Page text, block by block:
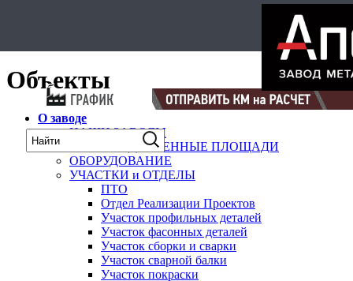
Объекты
О заводе
НАШИ ЗАВОДЫ
ПРОИЗВОДСТВЕННЫЕ ПЛОЩАДИ
ОБОРУДОВАНИЕ
УЧАСТКИ и ОТДЕЛЫ
ПТО
Отдел Реализации Проектов
Участок профильных деталей
Участок фасонных деталей
Участок сборки и сварки
Участок сварной балки
Участок покраски